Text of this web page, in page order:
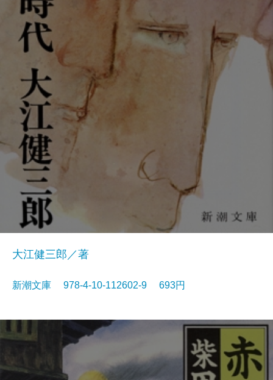
大江健三郎／著
新潮文庫 978-4-10-112602-9 693円